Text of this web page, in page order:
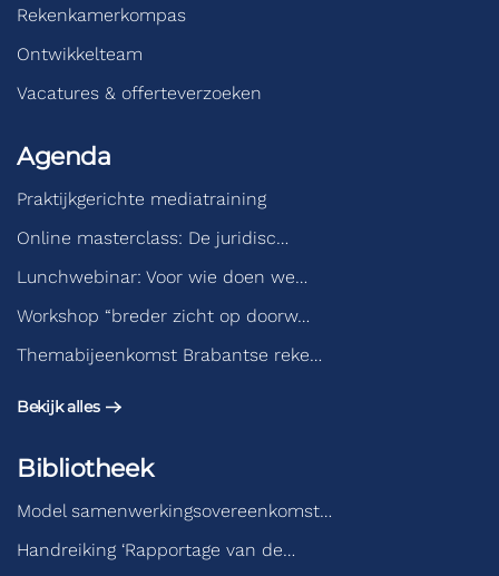
Rekenkamerkompas
Ontwikkelteam
Vacatures & offerteverzoeken
Agenda
Praktijkgerichte mediatraining
Online masterclass: De juridisc…
Lunchwebinar: Voor wie doen we…
Workshop “breder zicht op doorw…
Themabijeenkomst Brabantse reke…
Bekijk alles
Bibliotheek
Model samenwerkingsovereenkomst…
Handreiking ‘Rapportage van de…